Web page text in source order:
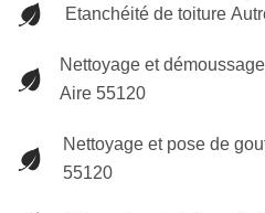
Etanchéité de toiture
Nettoyage et
Aire 55120
Nettoyage et pose de
55120